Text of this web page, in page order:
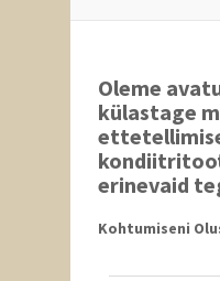
Oleme
külastage
erinevaid
Kohtumiseni